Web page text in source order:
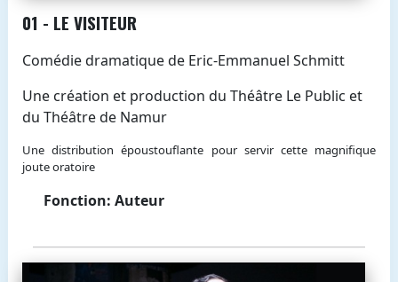
01 - LE VISITEUR
Comédie dramatique de Eric-Emmanuel Schmitt
Une création et production du Théâtre Le Public et
du Théâtre de Namur
Une distribution époustouflante pour servir cette magnifique
joute oratoire
Fonction: Auteur